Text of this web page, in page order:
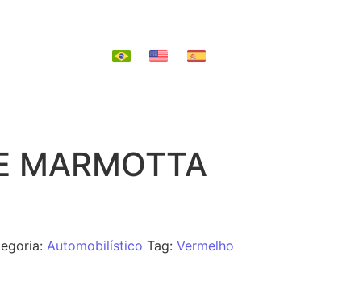
MARMOTTA
Automobilístico Tag: Vermelho